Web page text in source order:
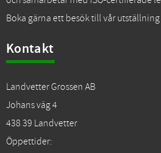
Boka gärna ett besök till vår
Kontakt
Landvetter Grossen AB
Johans väg 4
438 39 Landvetter
Öppettider: